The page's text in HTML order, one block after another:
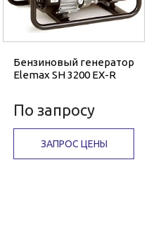
Бензиновый генератор
Elemax SH 3200 EX-R
По запросу
ЗАПРОС ЦЕНЫ